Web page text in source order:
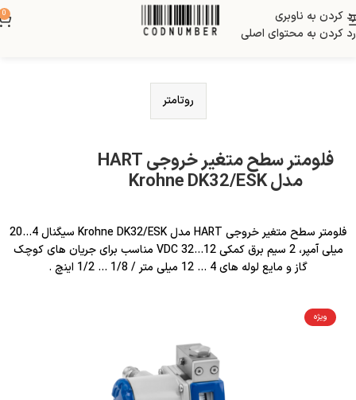
رد کردن به ناوبری
رد کردن به محتوای اصلی
0
روتامتر
فلومتر سطح متغیر خروجی HART
مدل Krohne DK32/ESK
فلومتر سطح متغیر خروجی HART مدل Krohne DK32/ESK سیگنال 4…20
میلی آمپر، 2 سیم برق کمکی 12…32 VDC مناسب برای جریان های کوچک
گاز و مایع لوله های 4 … 12 میلی متر / 1/8 … 1/2 اینچ .
ویژه